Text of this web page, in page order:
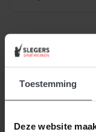
Toestemming
Deze website
Professional
Bekijk vacature